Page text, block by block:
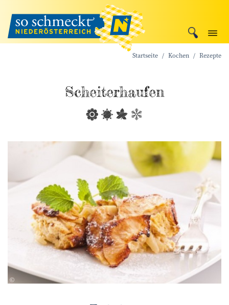
Startseite Kochen Rezepte
Scheiterhaufen
©HLPhoto - Fotolia.com